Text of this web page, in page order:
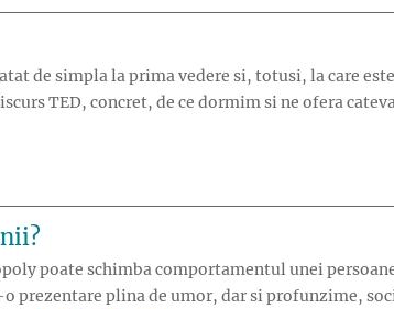
de simpla la prima vedere si, totusi, la care
TED, concret, de ce dormim si ne ofera
poate schimba comportamentul unei
prezentare plina de umor, dar si profunzime,